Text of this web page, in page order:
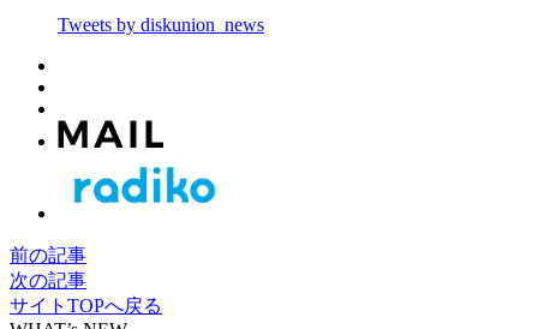
Tweets by diskunion_news
前の記事
次の記事
サイトTOPへ戻る